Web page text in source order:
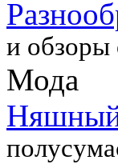
и обзоры
Мода
Няшный